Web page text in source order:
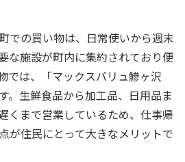
での買い物は、日常使いから週末
な施設が町内に集約されており便
では、「マックスバリュ鰺ヶ沢
。生鮮食品から加工品、日用品ま
くまで営業しているため、仕事帰
が住民にとって大きなメリットで